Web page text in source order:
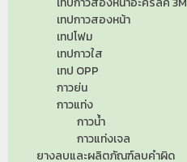
เทปกาวสองหน้า
เทปโฟม
เทปกาวใส
เทป OPP
กาวย่น
กาวแท่ง
กาวน้ำ
กาวแท่งเจล
ยางลบและผลิตภัณฑ์ลบคำผิด